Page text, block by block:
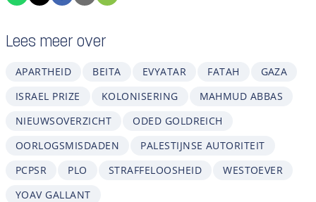
Lees meer over
APARTHEID BEITA EVYATAR FATAH
GAZA
ISRAEL PRIZE
KOLONISERING
MAHMUD ABBAS
NIEUWSOVERZICHT
ODED GOLDREICH
OORLOGSMISDADEN
PALESTIJNSE AUTORITEIT
PCPSR
PLO STRAFFELOOSHEID
WESTOEVER
YOAV GALLANT